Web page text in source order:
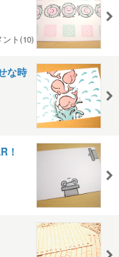
ント(10)
な時
！